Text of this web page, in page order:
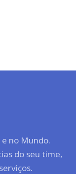
no Mundo.
do seu time,